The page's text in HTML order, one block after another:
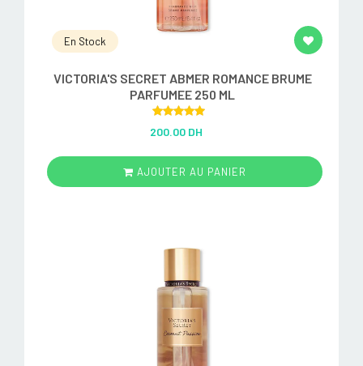
En Stock
VICTORIA'S SECRET ABMER ROMANCE BRUME
PARFUMEE 250 ML
out of 5
200.00 DH
AJOUTER AU PANIER